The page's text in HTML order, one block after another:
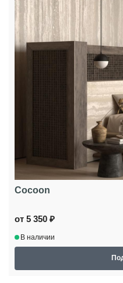
Cocoon
от 5 350 ₽
В наличии